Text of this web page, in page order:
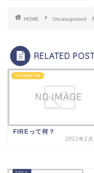
HOME Uncategorized
RELATED
Uncategorized
FIREって何？
2022年2月